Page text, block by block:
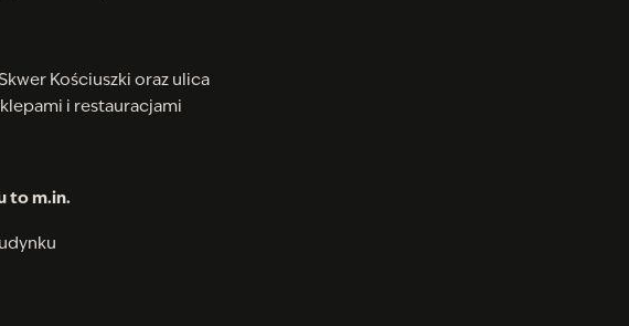
Kościuszki oraz ulica
i restauracjami
to m.in.